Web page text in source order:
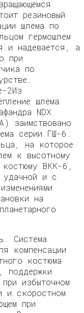
резиновый
шлема по
гермошлем
и надевается, а
при
по
Из
шлема
NDX
заимствовано
серии ГШ-6.
на которое
к высотному
костюму ВКК-6,
удачной и с
на
Система
компенсации
костюма
поддержки
избыточном
и скоростном
при